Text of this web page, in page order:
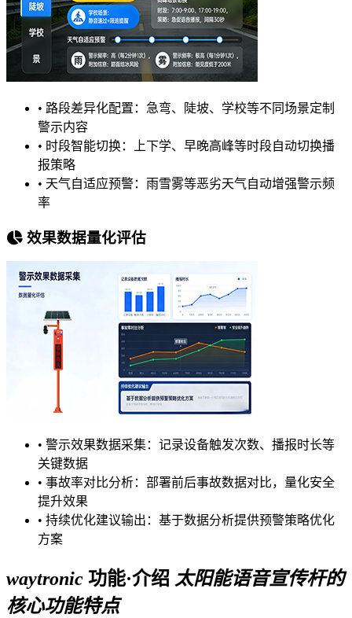
• 路段差异化配置：急弯、陡坡、学校等不同场景定制
警示内容
• 时段智能切换：上下学、早晚高峰等时段自动切换播
报策略
• 天气自适应预警：雨雪雾等恶劣天气自动增强警示频
率
效果数据量化评估
• 警示效果数据采集：记录设备触发次数、播报时长等
关键数据
• 事故率对比分析：部署前后事故数据对比，量化安全
提升效果
• 持续优化建议输出：基于数据分析提供预警策略优化
方案
waytronic 功能·介绍 太阳能语音宣传杆的
核心功能特点